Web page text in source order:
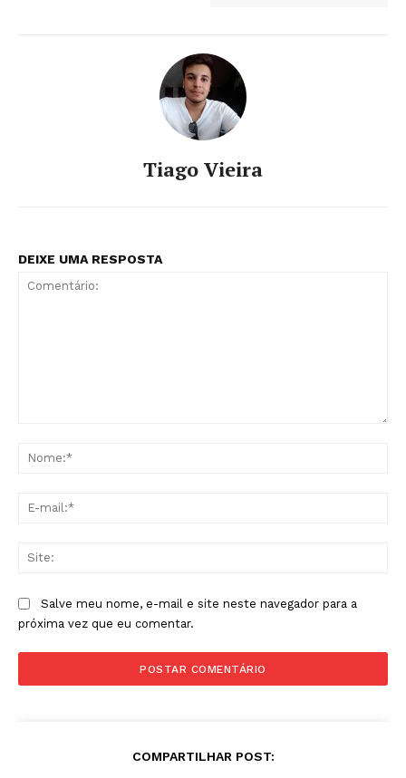
Tiago Vieira
DEIXE UMA RESPOSTA
Salve meu nome, e-mail e site neste navegador para a
próxima vez que eu comentar.
COMPARTILHAR POST: